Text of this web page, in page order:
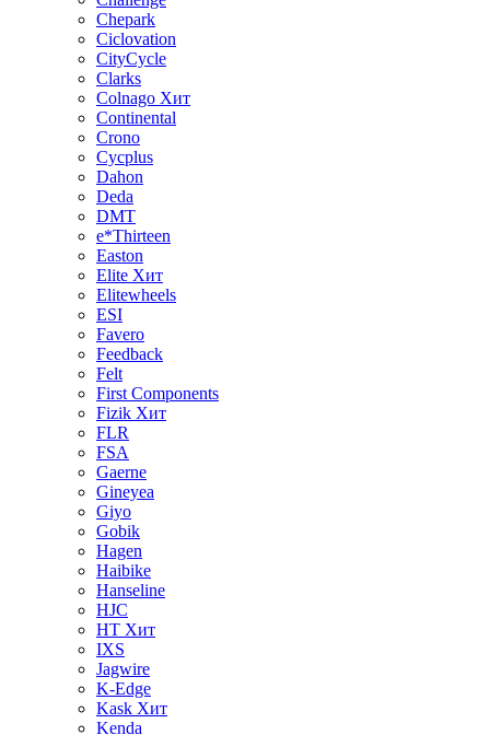
Chepark
Ciclovation
CityCycle
Clarks
Colnago Хит
Continental
Crono
Cycplus
Dahon
Deda
DMT
e*Thirteen
Easton
Elite Хит
Elitewheels
ESI
Favero
Feedback
Felt
First Components
Fizik Хит
FLR
FSA
Gaerne
Gineyea
Giyo
Gobik
Hagen
Haibike
Hanseline
HJC
HT Хит
IXS
Jagwire
K-Edge
Kask Хит
Kenda